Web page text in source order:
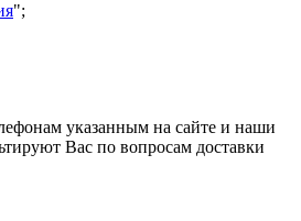
";
указанным на сайте и наши
Вас по вопросам доставки